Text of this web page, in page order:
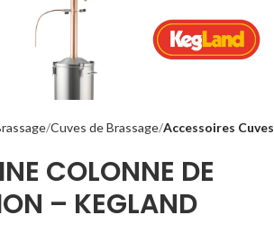
Cuves de Brassage Accessoires Cuves
COLONNE DE
– KEGLAND